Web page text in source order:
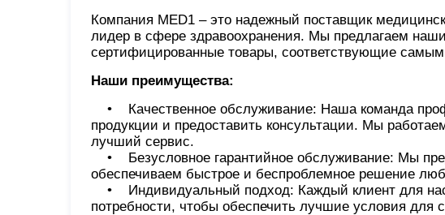
Компания MED1 – это надежный поставщик
лидер в сфере здравоохранения. Мы предлагаем
сертифицированные товары, соответствующие
Наши преимущества:
• Качественное обслуживание: Наша команда
продукции и предоставить консультации. Мы
лучший сервис.
• Безусловное гарантийное обслуживание: Мы
обеспечиваем быстрое и беспроблемное решение
• Индивидуальный подход: Каждый клиент для
потребности, чтобы обеспечить лучшие условия для